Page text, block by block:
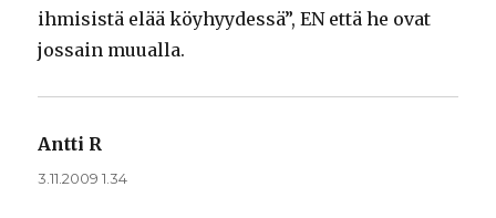
ihmisistä elää köyhyydessä”, EN että he ovat
jossain muualla.
Antti R
3.11.2009 1.34